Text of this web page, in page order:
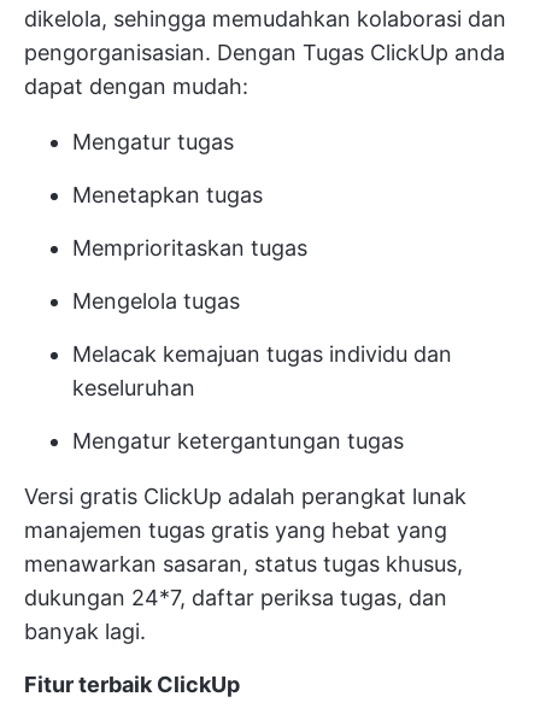
dikelola, sehingga memudahkan kolaborasi dan
pengorganisasian. Dengan Tugas ClickUp anda
dapat dengan mudah:
Mengatur tugas
Menetapkan tugas
Memprioritaskan tugas
Mengelola tugas
Melacak kemajuan tugas individu dan
keseluruhan
Mengatur ketergantungan tugas
Versi gratis ClickUp adalah perangkat lunak
manajemen tugas gratis yang hebat yang
menawarkan sasaran, status tugas khusus,
dukungan 24*7, daftar periksa tugas, dan
banyak lagi.
Fitur terbaik ClickUp